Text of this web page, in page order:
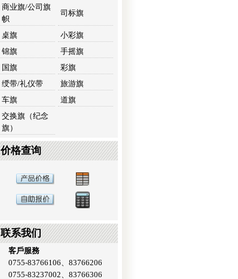
商业旗/公司旗
帜
司标旗
桌旗
小彩旗
锦旗
手摇旗
国旗
彩旗
绶带/礼仪带
旅游旗
车旗
道旗
交换旗（纪念
旗）
价格查询
联系我们
客戶服務
0755-83766106、83766206
0755-83237002、83766306